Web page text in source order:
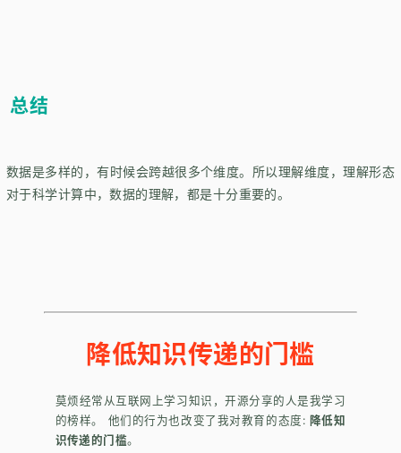
总结
数据是多样的，有时候会跨越很多个维度。所以理解维度，理解形态
对于科学计算中，数据的理解，都是十分重要的。
降低知识传递的门槛
莫烦经常从互联网上学习知识，开源分享的人是我学习
的榜样。 他们的行为也改变了我对教育的态度: 降低知
识传递的门槛。